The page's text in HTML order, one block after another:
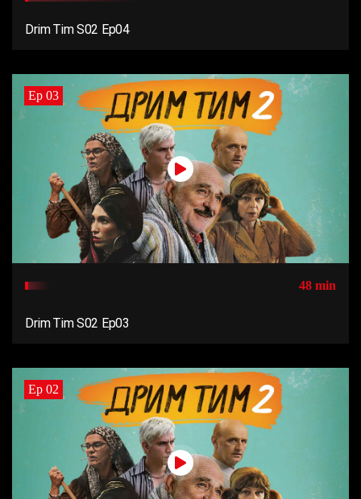
Drim Tim S02 Ep04
Ep 03
48 min
Drim Tim S02 Ep03
Ep 02